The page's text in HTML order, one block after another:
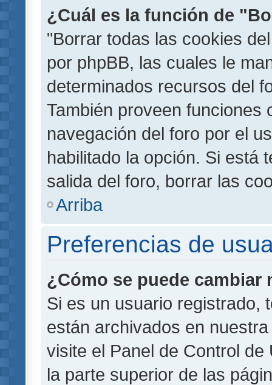
¿Cuál es la función de
"Borrar todas las cookies
por phpBB, las cuales le
determinados recursos del
También proveen funciones
navegación del foro por el
habilitado la opción. Si está
salida del foro, borrar las
Arriba
Preferencias de
¿Cómo se puede
Si es un usuario registrado,
están archivados en
visite el Panel de Control
la parte superior de las